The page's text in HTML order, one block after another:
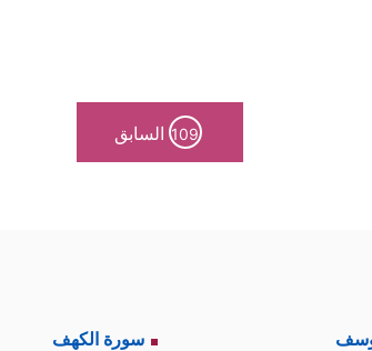
109 السابق
سورة الكهف